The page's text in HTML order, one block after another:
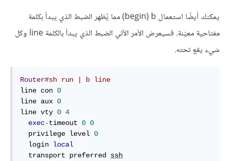
يمكنك أيضًا استعمال b ‏(begin) مما يُظهِر الضبط الذي يبدأ بكلمة
مفتاحية معيّنة. فسيعرض الأمر الآتي الضبط الذي يبدأ بالكلمة line وكل
شيء يقع تحته.
Router#sh run | b line
line con 0
line aux 0
line vty 0 4
exec-timeout 0 0
  privilege level
0
  login
local
  transport preferred
ssh